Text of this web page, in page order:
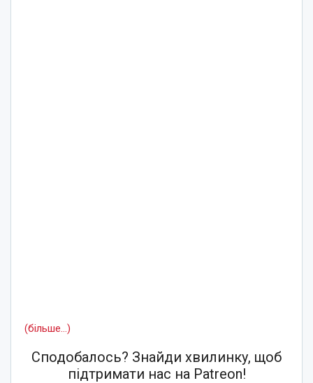
(більше…)
Сподобалось? Знайди хвилинку, щоб
підтримати нас на Patreon!